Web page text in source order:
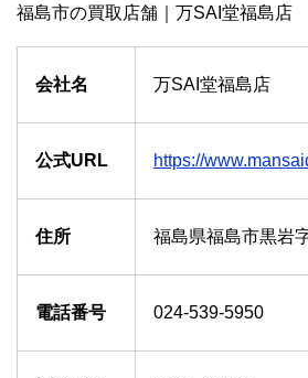
福島市の買取店舗｜万SAI堂福島店
会社名 万SAI堂福島店
公式URL https://
住所 福島県福島市黒岩
電話番号 024-539-5950